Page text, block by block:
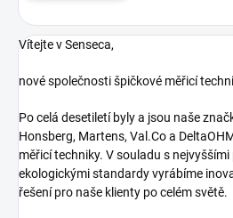
Vítejte v Senseca,
nové společnosti špičkové měřicí
Po celá desetiletí byly a jsou naše
Honsberg, Martens, Val.Co a
měřicí techniky. V souladu s
ekologickými standardy vyrábíme
řešení pro naše klienty po celém světě.